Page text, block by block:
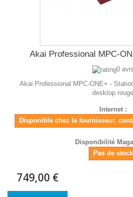
Akai Professional MPC-
0 avis
Akai Professional MPC-ONE+ -
desktop rouge
Internet :
Disponible chez le fournisseur,
Disponibilité
Pas de stock
749,00 €